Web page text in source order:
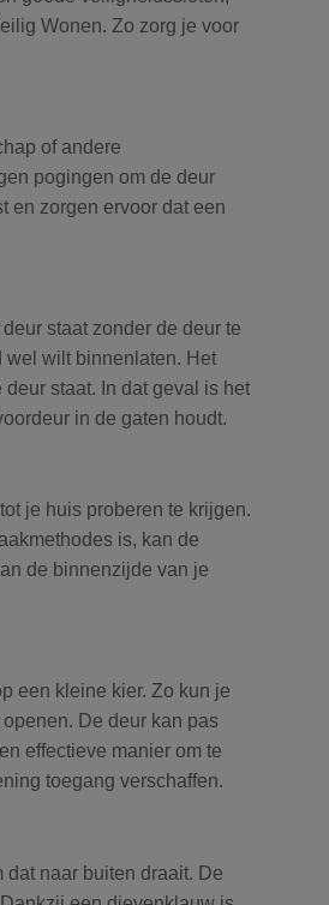
Wonen. Zo zorg je voor
of andere
pogingen om de deur
en zorgen ervoor dat een
staat zonder de deur te
wel wilt binnenlaten. Het
staat. In dat geval is het
in de gaten houdt.
je huis proberen te krijgen.
is, kan de
de binnenzijde van je
een kleine kier. Zo kun je
De deur kan pas
effectieve manier om te
toegang verschaffen.
naar buiten draait. De